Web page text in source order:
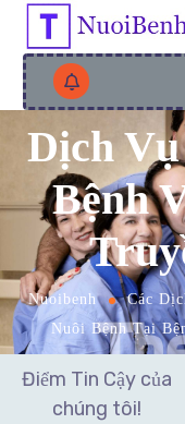
Dịch Vụ
Bệnh
Nuoibenh Các
Nuôi Bệnh Tại
Điểm Tin Cậy của
chúng tôi!